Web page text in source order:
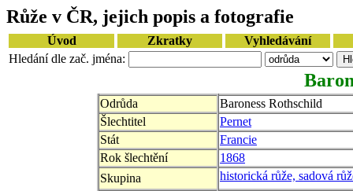
Růže v ČR, jejich popis a fotografie
Úvod Zkratky
Vyhledávání
Hledání dle zač. jména:
Odrůda
Baroness Rothschild
Šlechtitel
Pernet
Stát
Francie
Rok šlechtění
1868
Skupina
historická růže, sadová